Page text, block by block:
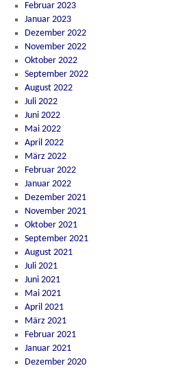
Februar 2023
Januar 2023
Dezember 2022
November 2022
Oktober 2022
September 2022
August 2022
Juli 2022
Juni 2022
Mai 2022
April 2022
März 2022
Februar 2022
Januar 2022
Dezember 2021
November 2021
Oktober 2021
September 2021
August 2021
Juli 2021
Juni 2021
Mai 2021
April 2021
März 2021
Februar 2021
Januar 2021
Dezember 2020